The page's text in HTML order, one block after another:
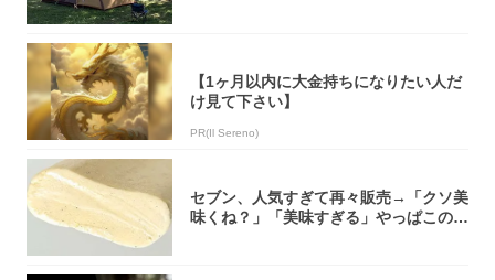
【1ヶ月以内に大金持ちになりたい人だ
け見て下さい】
PR(Il Sereno)
セブン、人気すぎて再々販売→「クソ美
味くね？」「美味すぎる」やっぱこのク